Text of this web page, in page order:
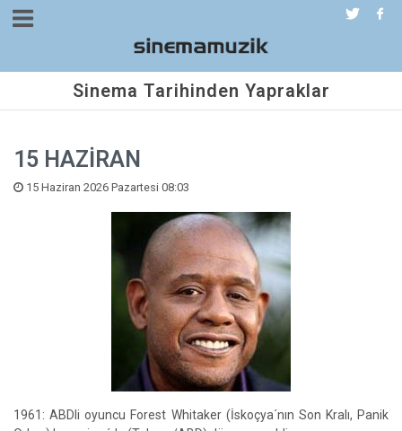
Sinema Tarihinden Yapraklar
15 HAZİRAN
15 Haziran 2026 Pazartesi 08:03
1961: ABDli oyuncu Forest Whitaker (İskoçya´nın Son Kralı, Panik